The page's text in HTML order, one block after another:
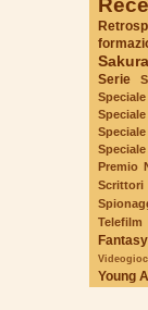
Serie
Premio
Scrittori
Telefilm
Fantasy
Young